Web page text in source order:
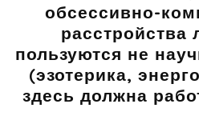
обсессивно-
расстройства
пользуются не
(эзотерика,
здесь должна